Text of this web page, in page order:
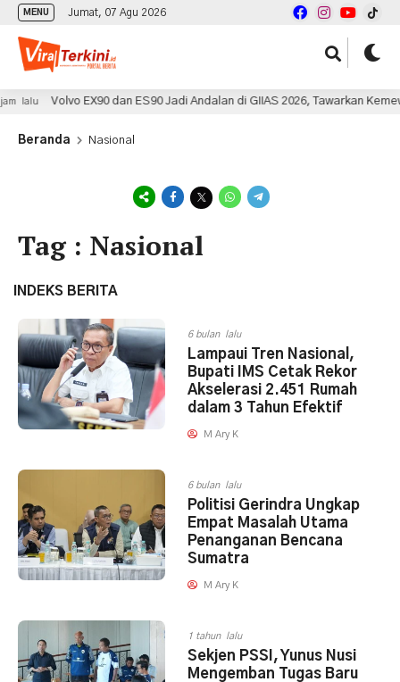
MENU Jumat, 07 Agu 2026
Volvo EX90 dan ES90 Jadi Andalan di GIIAS 2026, Tawarkan
Beranda Nasional
Tag : Nasional
INDEKS BERITA
6 bulan lalu
Lampaui Tren Nasional,
Bupati IMS Cetak Rekor
Akselerasi 2.451 Rumah
dalam 3 Tahun Efektif
M Ary K
6 bulan lalu
Politisi Gerindra Ungkap
Empat Masalah Utama
Penanganan Bencana
Sumatra
M Ary K
1 tahun lalu
Sekjen PSSI, Yunus Nusi
Mengemban Tugas Baru